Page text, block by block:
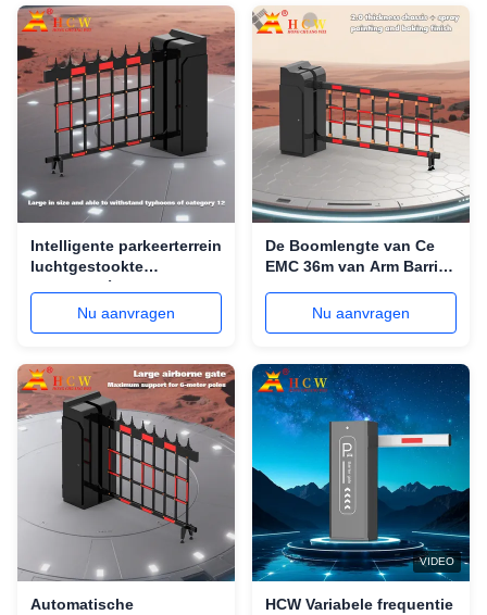
Intelligente parkeerterrein
luchtgestookte
boombarrière 200W
borstelloze DC motor hek
type
Nu aanvragen
De Boomlengte van Ce
EMC 36m van Arm Barrier
Parkeerplaatsomheining
Nu aanvragen
Automatische
VIDEO
HCW Variabele frequentie